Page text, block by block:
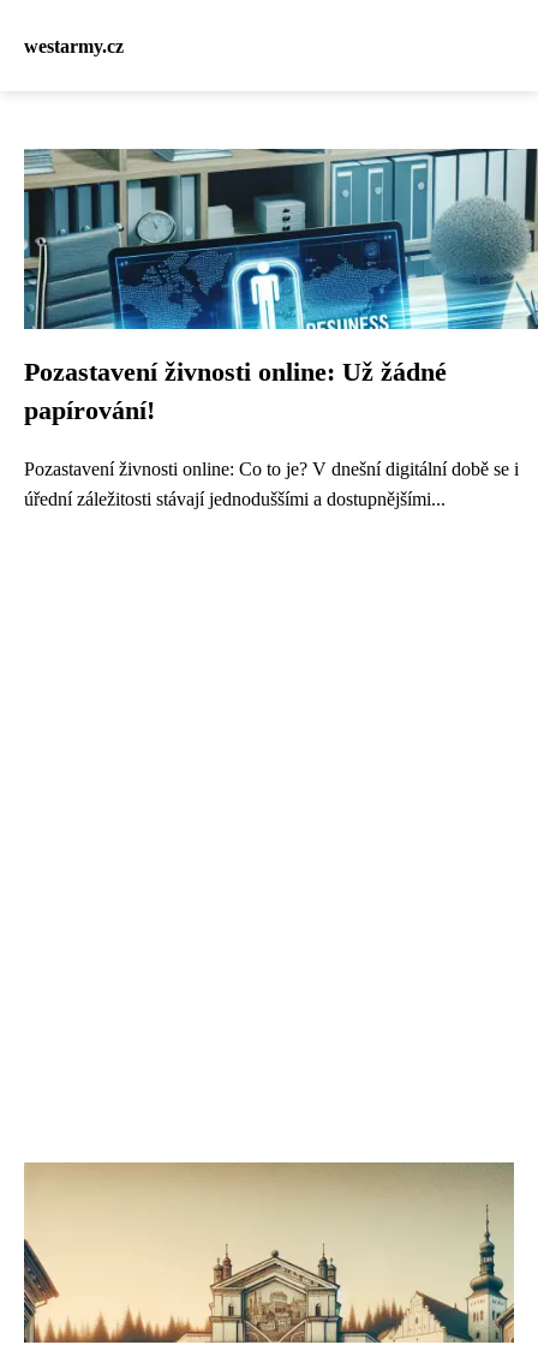
westarmy.cz
Pozastavení živnosti online: Už žádné
papírování!
Pozastavení živnosti online: Co to je? V dnešní digitální době se i
úřední záležitosti stávají jednoduššími a dostupnějšími...